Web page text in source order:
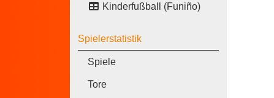
Kinderfußball (Funiño)
Spielerstatistik
Spiele
Tore